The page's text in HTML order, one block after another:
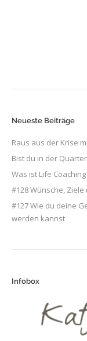
Neueste Beiträge
Raus aus der Krise
Bist du in der
Was ist Life
#128 Wünsche,
#127 Wie du deine
werden kannst
Infobox